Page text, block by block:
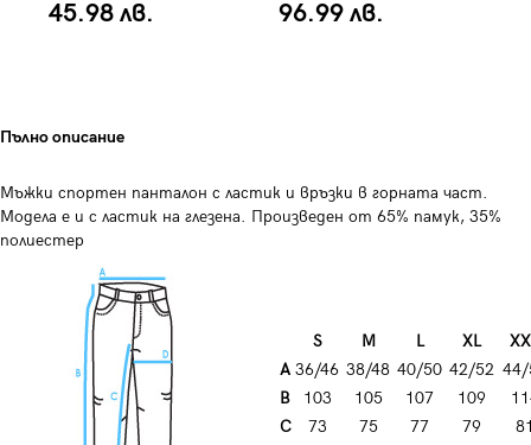
45.98 лв.
96.99 лв.
Пълно описание
Мъжки спортен панталон с ластик и връзки в горната част.
Модела е и с ластик на глезена. Произведен от 65% памук, 35%
полиестер
S M L XL
A 36/46 38/48 40/50 42/52 44/
B
103 105 107 109
C
73 75 77 79